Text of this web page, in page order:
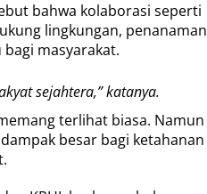
bahwa kolaborasi seperti
lingkungan, penanaman
masyarakat.
sejahtera,” katanya.
terlihat biasa. Namun
besar bagi ketahanan